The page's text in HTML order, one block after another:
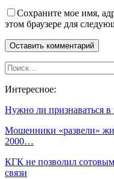
Сохраните мое имя,
этом браузере для
Интересное:
Нужно ли признаваться в
Мошенники «развели»
2000…
КГК не позволил
связи